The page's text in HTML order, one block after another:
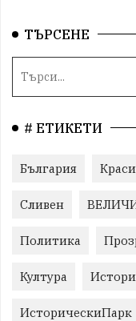
ТЪРСЕНЕ
# ЕТИКЕТИ
България
Сливен
Политика
Култура
ИсторическиПарк